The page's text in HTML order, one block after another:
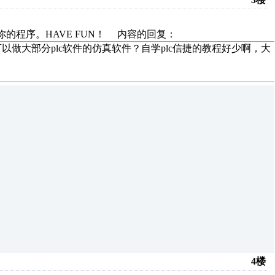
的程序。HAVE FUN！ 内容的回复：
做大部分plc软件的仿真软件？自学plc信捷的教程好少啊，大
4楼